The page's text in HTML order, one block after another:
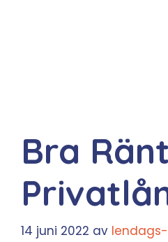
Bra
14 juni 2022 av